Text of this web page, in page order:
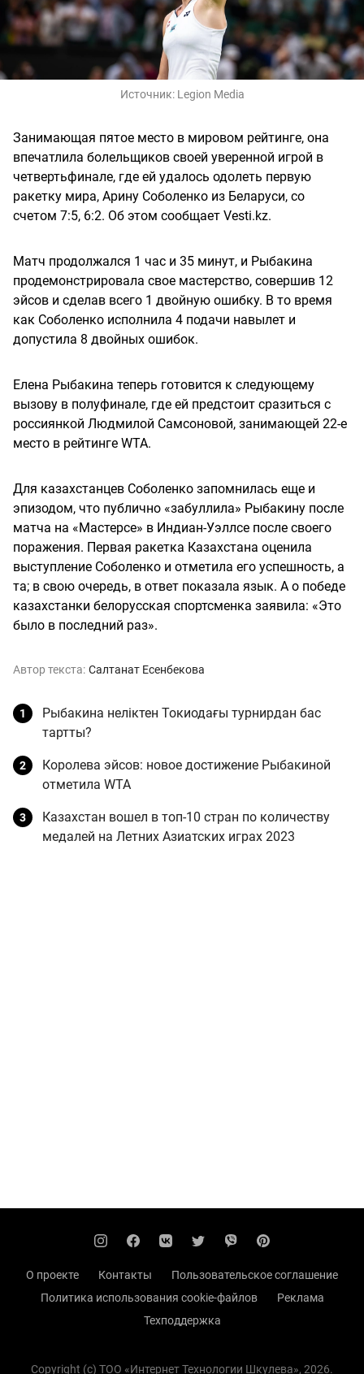
Источник: Legion Media
Занимающая пятое место в мировом рейтинге, она
впечатлила болельщиков своей уверенной игрой в
четвертьфинале, где ей удалось одолеть первую
ракетку мира, Арину Соболенко из Беларуси, со
счетом 7:5, 6:2. Об этом сообщает Vesti.kz.
Матч продолжался 1 час и 35 минут, и Рыбакина
продемонстрировала свое мастерство, совершив 12
эйсов и сделав всего 1 двойную ошибку. В то время
как Соболенко исполнила 4 подачи навылет и
допустила 8 двойных ошибок.
Елена Рыбакина теперь готовится к следующему
вызову в полуфинале, где ей предстоит сразиться с
россиянкой Людмилой Самсоновой, занимающей 22-е
место в рейтинге WTA.
Для казахстанцев Соболенко запомнилась еще и
эпизодом, что публично «забуллила» Рыбакину после
матча на «Мастерсе» в Индиан-Уэллсе после своего
поражения. Первая ракетка Казахстана оценила
выступление Соболенко и отметила его успешность, а
та; в свою очередь, в ответ показала язык. А о победе
казахстанки белорусская спортсменка заявила: «Это
было в последний раз».
Автор текста: Салтанат Есенбекова
Рыбакина неліктен Токиодағы турнирдан бас
тартты?
Королева эйсов: новое достижение Рыбакиной
отметила WTA
Казахстан вошел в топ-10 стран по количеству
медалей на Летних Азиатских играх 2023
О проекте Контакты
Пользовательское соглашение
Политика использования cookie-файлов
Реклама
Техподдержка
Copyright (с) TOO «Интернет Технологии Шкулева», 2026.